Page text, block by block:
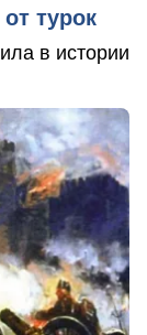
турок
в истории